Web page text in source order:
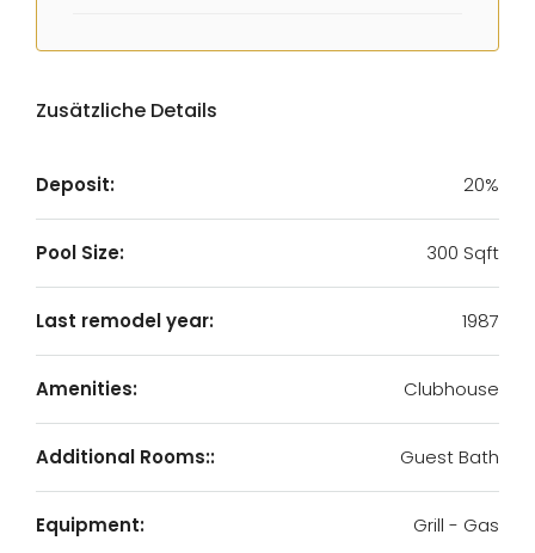
Zusätzliche Details
Deposit: 20%
Pool Size: 300 Sqft
Last remodel year: 1987
Amenities: Clubhouse
Additional Rooms:: Guest Bath
Equipment: Grill - Gas